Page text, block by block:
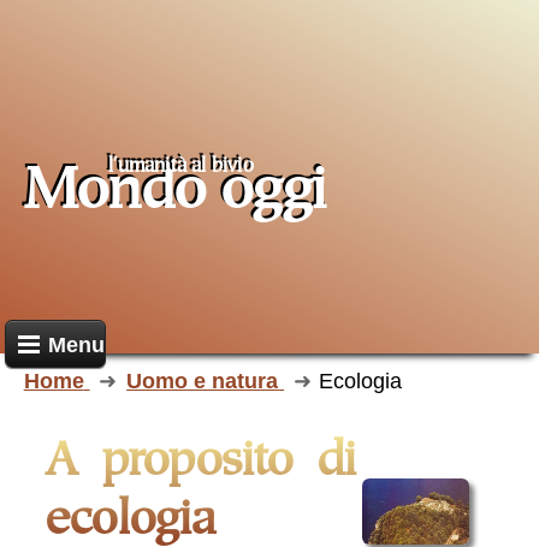
Mondo oggi
l'umanità albivio
Menu
Home
Uomo e natura Ecologia
a proposito di
ecologia